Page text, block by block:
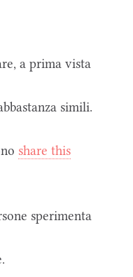
a prima vista
simili.
share this
sperimenta